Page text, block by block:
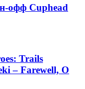
офф Cuphead
Trails
– Farewell, O